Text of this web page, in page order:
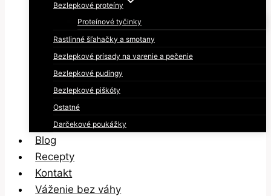
Bezlepkové proteíny
Proteínové tyčinky
Rastlinné šľahačky a smotany
Bezlepkové prísady na varenie a pečenie
Bezlepkové pudingy
Bezlepkové piškóty
Ostatné
Darčekové poukážky
Blog
Recepty
Kontakt
Váženie bez váhy